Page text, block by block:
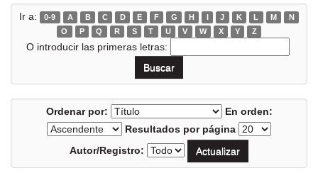
Ir a: 0-9 A B C D E F G H I J K L M
N
O
P Q R S T U V W X Y Z
O introducir las primeras letras:
Ordenar por:
En orden:
Resultados por página
Autor/Registro: